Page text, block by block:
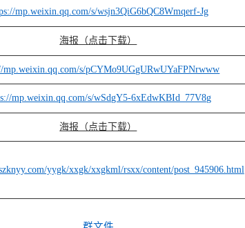
mp.weixin.qq.com/s/wsjn3QiG6bQC8Wmqerf-Jg
海报（点击下载）
mp.weixin.qq.com/s/pCYMo9UGgURwUYaFPNrwww
mp.weixin.qq.com/s/wSdgY5-6xEdwKBId_77V8g
海报（点击下载）
yygk/xxgk/xxgkml/rsxx/content/post_945906.html